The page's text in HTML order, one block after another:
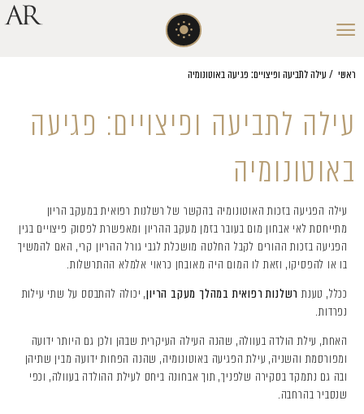
ראשי / עילה לתביעה ופיצויים: פגיעה באוטונומיה
עילה לתביעה ופיצויים: פגיעה
באוטונומיה
עילה הפגיעה בזכות האוטונומיה בהקשר של רשלנות רפואית במעקב הריון
מתייחסת לאי אבחון מום בעובר בזמן מעקב ההריון ומאפשרת לפסוק פיצויים בגין
הפגיעה בזכות ההורים לקבל החלטה מושכלת לגבי גורל ההריון קרי, האם להמשיך
בו או להפסיקו, וזאת לו המום היה מאובחן כראוי אלמלא ההתרשלות.
ככלל, טענת רשלנות רפואית במהלך מעקב הריון, יכולה להתבסס על שתי עילות
נפרדות.
האחת, עילת הולדה בעוולה, שהנה העילה העיקרית שבהן ולכן גם היותר ידועה
ומפורסמת והשניה, עילת הפגיעה באוטונומיה, שהנה הפחות ידועה מבין שתיהן
ובה גם נתמקד בסקירה שלפניך, תוך אבחונה ביחס לעילת ההולדה בעוולה, וכפי
שנסביר בהרחבה.